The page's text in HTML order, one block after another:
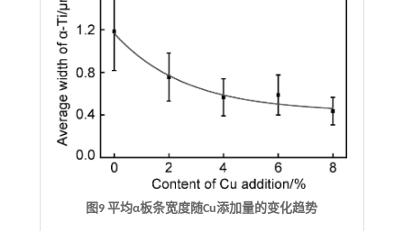
图9 平均α板条宽度随Cu添加量的变化趋势